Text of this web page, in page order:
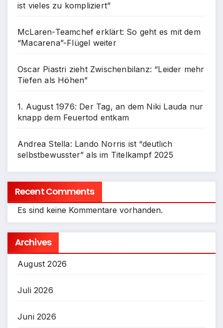
ist vieles zu kompliziert”
McLaren-Teamchef erklärt: So geht es mit dem
“Macarena”-Flügel weiter
Oscar Piastri zieht Zwischenbilanz: “Leider mehr
Tiefen als Höhen”
1. August 1976: Der Tag, an dem Niki Lauda nur
knapp dem Feuertod entkam
Andrea Stella: Lando Norris ist “deutlich
selbstbewusster” als im Titelkampf 2025
Recent Comments
Es sind keine Kommentare vorhanden.
Archives
August 2026
Juli 2026
Juni 2026